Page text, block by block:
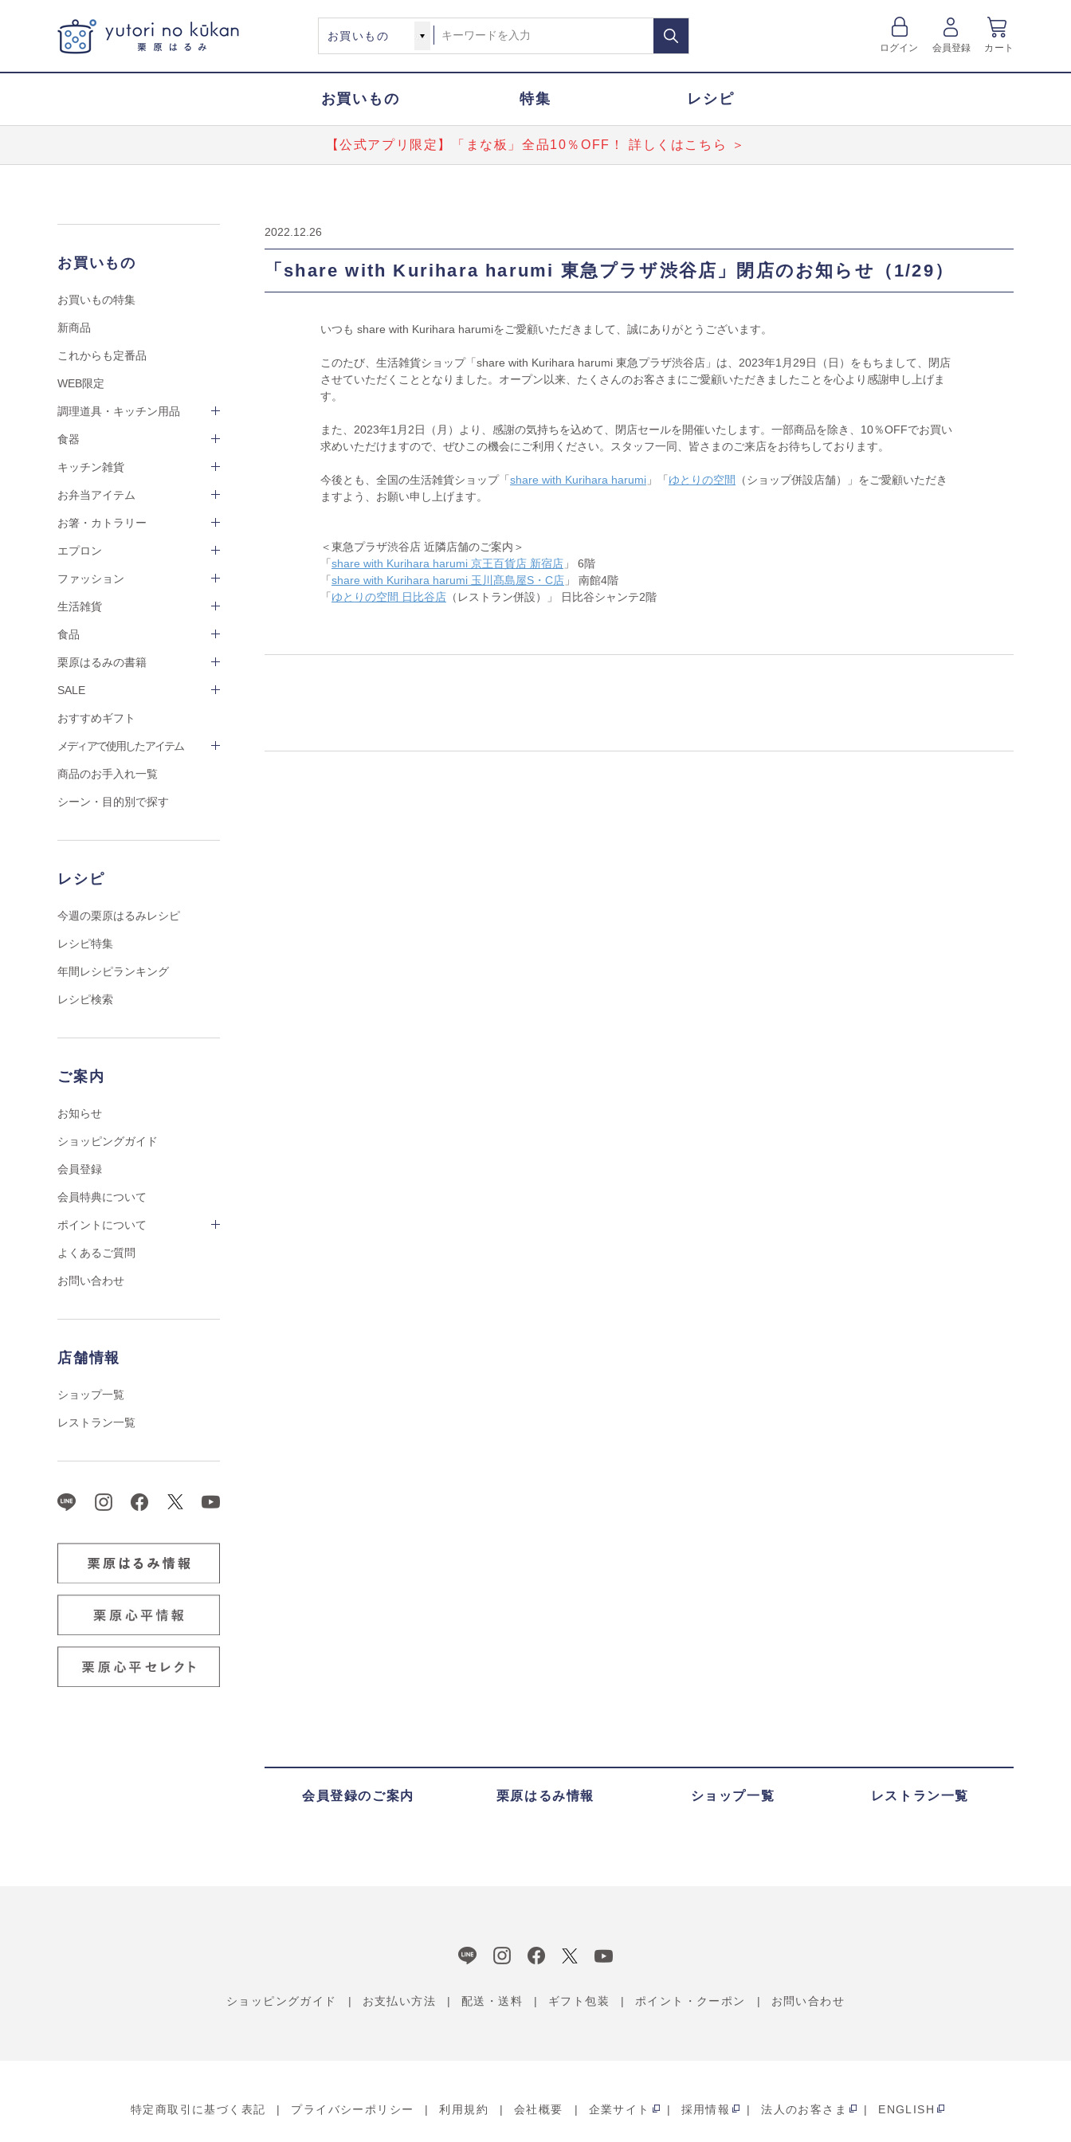
ログイン 会員登録 カート
お買いもの 特集 レシピ
【公式アプリ限定】「まな板」全品10％OFF！ 詳しくはこちら ＞
お買いもの
お買いもの特集
新商品
これからも定番品
WEB限定
調理道具・キッチン用品
食器
キッチン雑貨
お弁当アイテム
お箸・カトラリー
エプロン
ファッション
生活雑貨
食品
栗原はるみの書籍
SALE
おすすめギフト
メディアで使用したアイテム
商品のお手入れ一覧
シーン・目的別で探す
レシピ
今週の栗原はるみレシピ
レシピ特集
年間レシピランキング
レシピ検索
ご案内
お知らせ
ショッピングガイド
会員登録
会員特典について
ポイントについて
よくあるご質問
お問い合わせ
店舗情報
ショップ一覧
レストラン一覧
2022.12.26
「share with Kurihara harumi 東急プラザ渋谷店」閉店のお知らせ（1/29）
いつも share with Kurihara harumiをご愛顧いただきまして、誠にありがとうございます。
このたび、生活雑貨ショップ「share with Kurihara harumi 東急プラザ渋谷店」は、2023年1月29日（日）をもちまして、閉店
させていただくこととなりました。オープン以来、たくさんのお客さまにご愛顧いただきましたことを心より感謝申し上げま
す。
また、2023年1月2日（月）より、感謝の気持ちを込めて、閉店セールを開催いたします。一部商品を除き、10％OFFでお買い
求めいただけますので、ぜひこの機会にご利用ください。スタッフ一同、皆さまのご来店をお待ちしております。
今後とも、全国の生活雑貨ショップ「share with Kurihara harumi 」「ゆとりの空間 （ショップ併設店舗）」をご愛顧いただき
ますよう、お願い申し上げます。
＜東急プラザ渋谷店 近隣店舗のご案内＞
「share with Kurihara harumi 京王百貨店 新宿店 」 6階
「share with Kurihara harumi 玉川髙島屋S・C店 」 南館4階
「ゆとりの空間 日比谷店 （レストラン併設）」 日比谷シャンテ2階
会員登録のご案内 栗原はるみ情報 ショップ一覧 レストラン一覧
ショッピングガイド お支払い方法 配送・送料 ギフト包装 ポイント・クーポン お問い合わせ
特定商取引に基づく表記 プライバシーポリシー 利用規約 会社概要 企業サイト 採用情報 法人のお客さま ENGLISH